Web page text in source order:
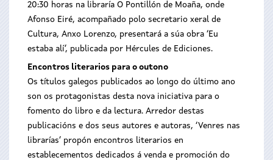
20:30 horas na libraría O Pontillón de Moaña, onde
Afonso Eiré, acompañado polo secretario xeral de
Cultura, Anxo Lorenzo, presentará a súa obra ‘Eu
estaba alí’, publicada por Hércules de Ediciones.
Encontros literarios para o outono
Os títulos galegos publicados ao longo do último ano
son os protagonistas desta nova iniciativa para o
fomento do libro e da lectura. Arredor destas
publicacións e dos seus autores e autoras, ‘Venres nas
librarías’ propón encontros literarios en
establecementos dedicados á venda e promoción do